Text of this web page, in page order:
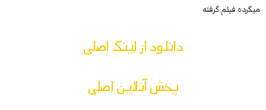
میگرده فیلم گرفته
دانلود از لینک اصلی
پخش آنلاین اصلی